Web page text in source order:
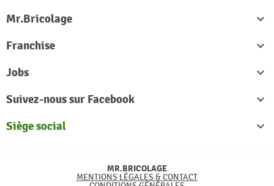
Mr.Bricolage

Franchise

Jobs

Suivez-nous sur Facebook

Siège social

MR.BRICOLAGE
MENTIONS LÉGALES & CONTACT